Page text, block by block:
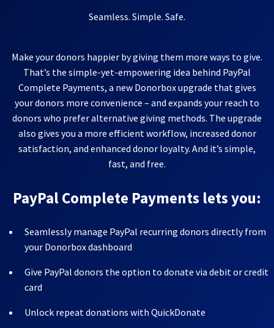
Seamless. Simple. Safe.
Make your donors happier by giving them more ways to give.
That’s the simple-yet-empowering idea behind PayPal
Complete Payments, a new Donorbox upgrade that gives
your donors more convenience – and expands your reach to
donors who prefer alternative giving methods. The upgrade
also gives you a more efficient workflow, increased donor
satisfaction, and enhanced donor loyalty. And it’s simple,
fast, and free.
PayPal Complete Payments lets you:
Seamlessly manage PayPal recurring donors directly from
your Donorbox dashboard
Give PayPal donors the option to donate via debit or credit
card
Unlock repeat donations with QuickDonate